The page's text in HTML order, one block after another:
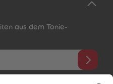
aus dem Tonie-